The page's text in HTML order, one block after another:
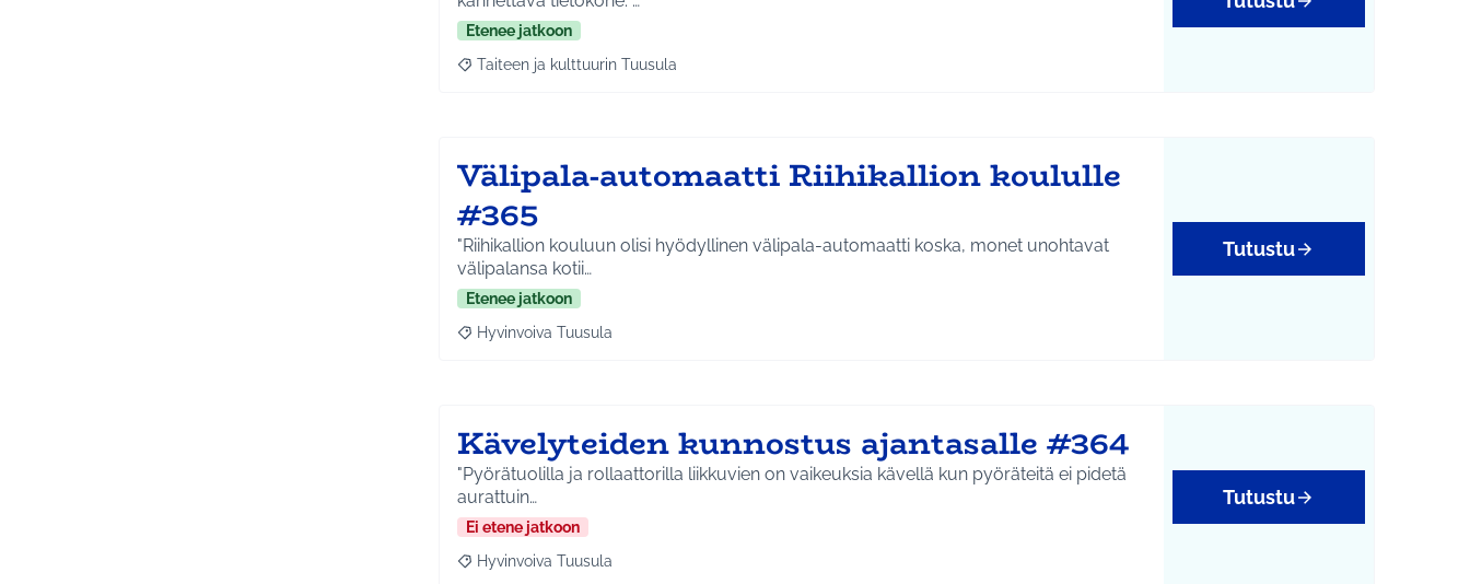
Etenee jatkoon
Rajaa tulokset aihepiirin mukaan: Taiteen ja kulttuurin Tuusula
Taiteen ja kulttuurin Tuusula
Välipala-automaatti Riihikallion koululle
#365
"Riihikallion kouluun olisi hyödyllinen välipala-automaatti koska, monet unohtavat
välipalansa kotii…
Etenee jatkoon
Rajaa tulokset aihepiirin mukaan: Hyvinvoiva Tuusula
Hyvinvoiva Tuusula
Tutustu
Kävelyteiden kunnostus ajantasalle #364
"Pyörätuolilla ja rollaattorilla liikkuvien on vaikeuksia kävellä kun pyöräteitä ei pidetä
aurattuin…
Ei etene jatkoon
Rajaa tulokset aihepiirin mukaan: Hyvinvoiva Tuusula
Hyvinvoiva Tuusula
Tutustu